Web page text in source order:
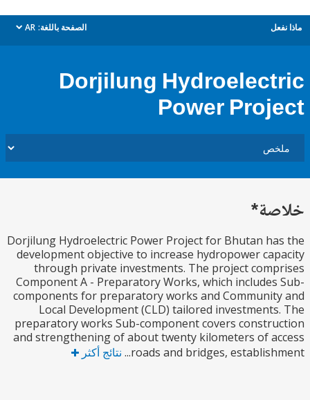
الصفحة باللغة: AR
dropdown
Dorjilung
Power
Dorjilung Hydroelectric Power Project for Bhutan
development objective to increase hydropower
through private investments. The project
Component A - Preparatory Works, which
components for preparatory works and
Local Development (CLD) tailored
preparatory works Sub-component covers
and strengthening of about twenty kilometers of
roads and bridges, نتائج أكثر